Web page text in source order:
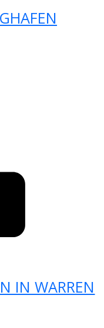
IN WARREN